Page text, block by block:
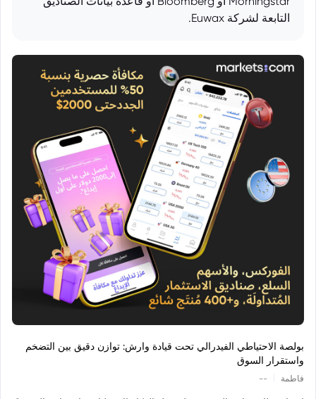
التابعة لشركة Euwax.
بولصة الاحتياطي الفيدرالي تحت قيادة وارش: توازن دقيق بين التضخم
واستقرار السوق
فاطمة --